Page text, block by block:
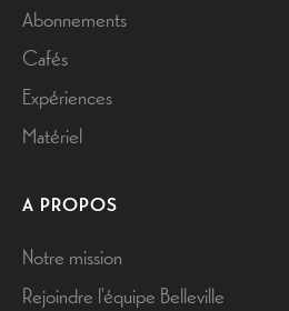
Abonnements
Cafés
Expériences
Matériel
A PROPOS
Notre mission
Rejoindre l'équipe Belleville